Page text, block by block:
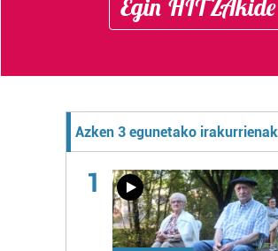
Egin HITZAkide
Azken 3 egunetako irakurrienak
1